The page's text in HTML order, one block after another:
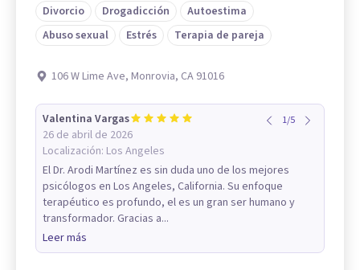
Divorcio
Drogadicción
Autoestima
Abuso sexual
Estrés Terapia de pareja
106 W Lime Ave, Monrovia, CA 91016
Valentina Vargas
26 de abril de 2026
Localización: Los Angeles
1/5
El Dr. Arodi Martínez es sin duda uno de los mejores
psicólogos en Los Angeles, California. Su enfoque
terapéutico es profundo, el es un gran ser humano y
transformador. Gracias a...
Leer más